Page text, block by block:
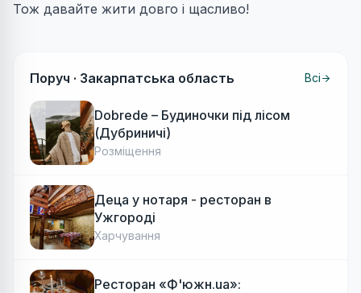
Тож давайте жити довго і щасливо!
Поруч · Закарпатська область Всі
Dobrede – Будиночки під лісом
(Дубриничі)
Розміщення
Деца у нотаря - ресторан в
Ужгороді
Харчування
Ресторан «Ф'южн.ua»: